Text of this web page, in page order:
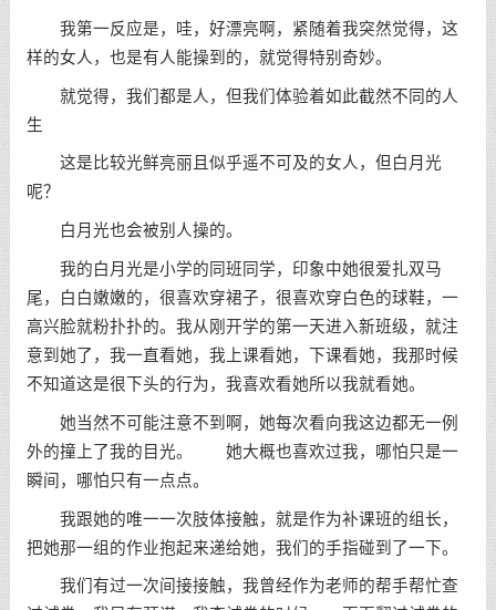
我第一反应是，哇，好漂亮啊，紧随着我突然觉得，这
样的女人，也是有人能操到的，就觉得特别奇妙。
就觉得，我们都是人，但我们体验着如此截然不同的人
生
这是比较光鲜亮丽且似乎遥不可及的女人，但白月光
呢？
白月光也会被别人操的。
我的白月光是小学的同班同学，印象中她很爱扎双马
尾，白白嫩嫩的，很喜欢穿裙子，很喜欢穿白色的球鞋，一
高兴脸就粉扑扑的。我从刚开学的第一天进入新班级，就注
意到她了，我一直看她，我上课看她，下课看她，我那时候
不知道这是很下头的行为，我喜欢看她所以我就看她。
她当然不可能注意不到啊，她每次看向我这边都无一例
外的撞上了我的目光。 她大概也喜欢过我，哪怕只是一
瞬间，哪怕只有一点点。
我跟她的唯一一次肢体接触，就是作为补课班的组长，
把她那一组的作业抱起来递给她，我们的手指碰到了一下。
我们有过一次间接接触，我曾经作为老师的帮手帮忙查